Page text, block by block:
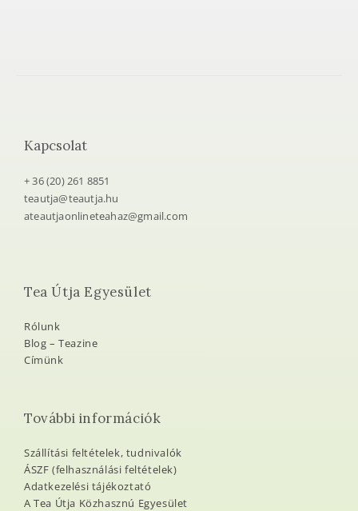
Kapcsolat
+ 36 (20) 261 8851
teautja@teautja.hu
ateautjaonlineteahaz@gmail.com
Tea Útja Egyesület
Rólunk
Blog – Teazine
Címünk
További információk
Szállítási feltételek, tudnivalók
ÁSZF (felhasználási feltételek)
Adatkezelési tájékoztató
A Tea Útja Közhasznú Egyesület